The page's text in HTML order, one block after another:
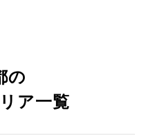
の
ア一覧